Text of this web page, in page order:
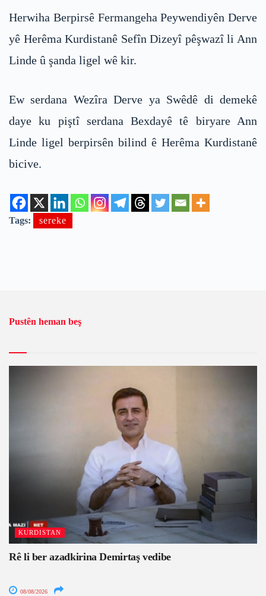
Herwiha Berpirsê Fermangeha Peywendiyên Derve
yê Herêma Kurdistanê Sefîn Dizeyî pêşwazî li Ann
Linde û şanda ligel wê kir.
Ew serdana Wezîra Derve ya Swêdê di demekê
daye ku piştî serdana Bexdayê tê biryare Ann
Linde ligel berpirsên bilind ê Herêma Kurdistanê
bicive.
Tags: sereke
Pustên heman beş
KURDISTAN
Rê li ber azadkirina Demirtaş vedibe
08/08/2026